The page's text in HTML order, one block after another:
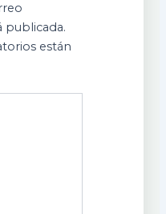
publicada.
están